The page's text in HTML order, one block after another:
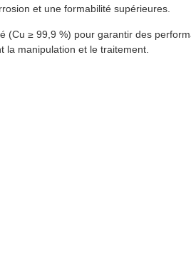
et une formabilité supérieures.
≥ 99,9 %) pour garantir des
manipulation et le traitement.